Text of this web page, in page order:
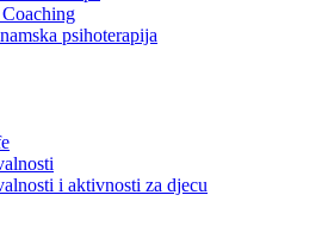
psihoterapija
i aktivnosti za djecu